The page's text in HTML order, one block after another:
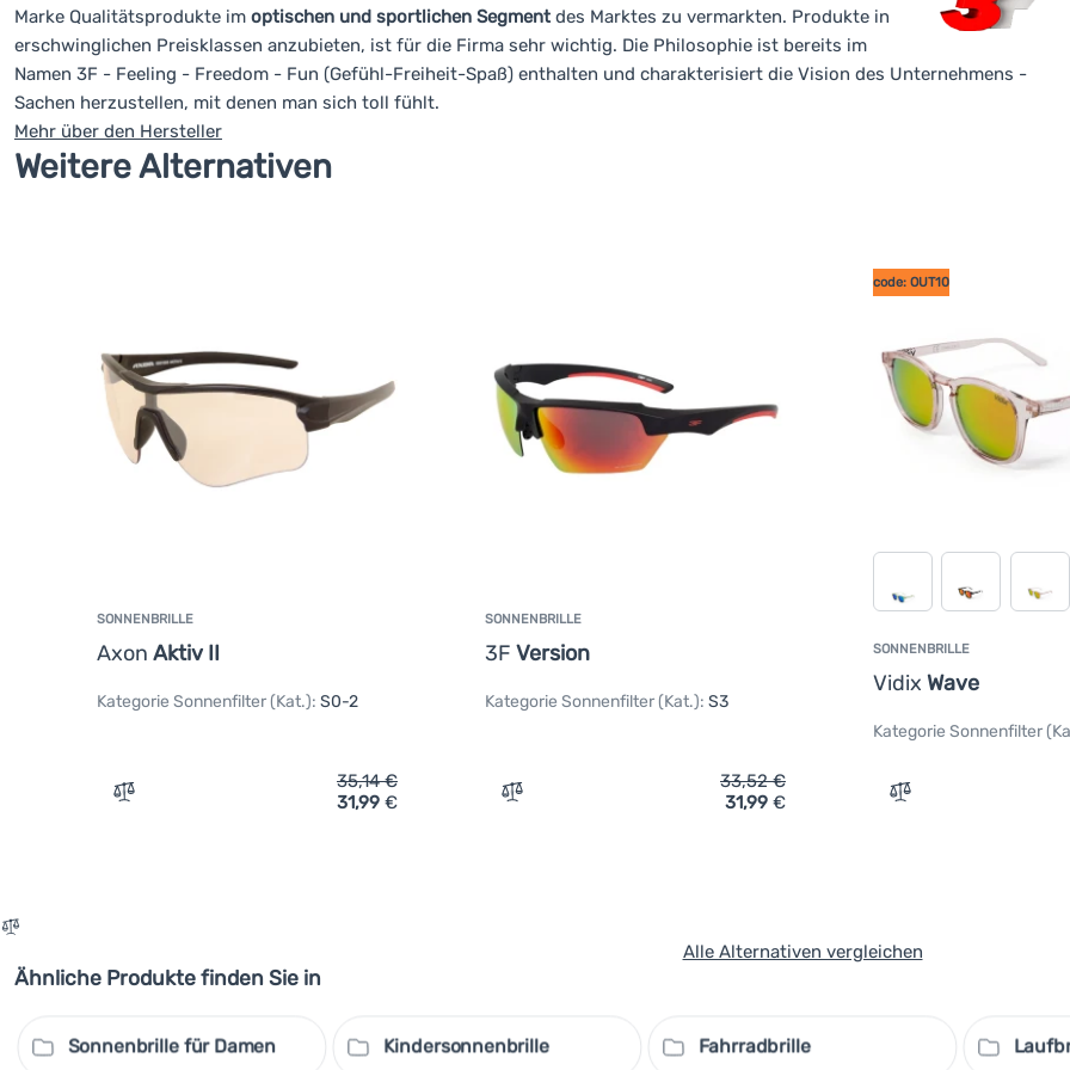
Marke Qualitätsprodukte im optischen und sportlichen Segment des Marktes zu vermarkten. Produkte in
erschwinglichen Preisklassen anzubieten, ist für die Firma sehr wichtig. Die Philosophie ist bereits im
Namen 3F - Feeling - Freedom - Fun (Gefühl-Freiheit-Spaß) enthalten und charakterisiert die Vision des Unternehmens -
Sachen herzustellen, mit denen man sich toll fühlt.
Mehr über den Hersteller
Weitere Alternativen
SONNENBRILLE
Axon Aktiv II
Kategorie Sonnenfilter (Kat.): S0-2
Vergleichen
35,14€
31,99 €
SONNENBRILLE
3F Version
Kategorie Sonnenfilter (Kat.): S3
Vergleichen
33,52€
31,99 €
SONNENBRILLE
Vidix Wave
code: OUT10
Kategorie Sonnenfilter
Vergleichen
Alle Alternativen vergleichen
Ähnliche Produkte finden Sie in
Sonnenbrille für Damen Kindersonnenbrille Fahrradbrille